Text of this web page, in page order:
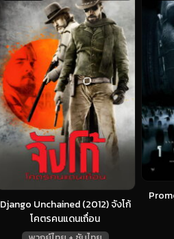
Django Unchained (2012) จังโก้
โคตรคนแดนเถื่อน